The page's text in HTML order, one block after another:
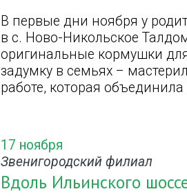
В первые дни ноября у
в с. Ново-Никольское
оригинальные кормушки
задумку в семьях –
работе, которая
17 ноября
Звенигородский филиал
Вдоль Ильинского